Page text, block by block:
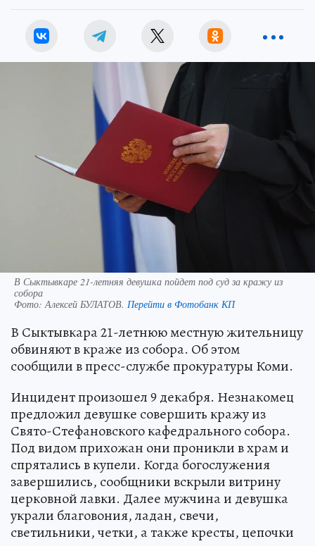
В Сыктывкаре 21-летняя девушка пойдет под суд за кражу из
собора
Фото:Алексей БУЛАТОВ. Перейти в Фотобанк КП
В Сыктывкара 21-летнюю местную жительницу
обвиняют в краже из собора. Об этом
сообщили в пресс-службе прокуратуры Коми.
Инцидент произошел 9 декабря. Незнакомец
предложил девушке совершить кражу из
Свято-Стефановского кафедрального собора.
Под видом прихожан они проникли в храм и
спрятались в купели. Когда богослужения
завершились, сообщники вскрыли витрину
церковной лавки. Далее мужчина и девушка
украли благовония, ладан, свечи,
светильники, четки, а также кресты, цепочки